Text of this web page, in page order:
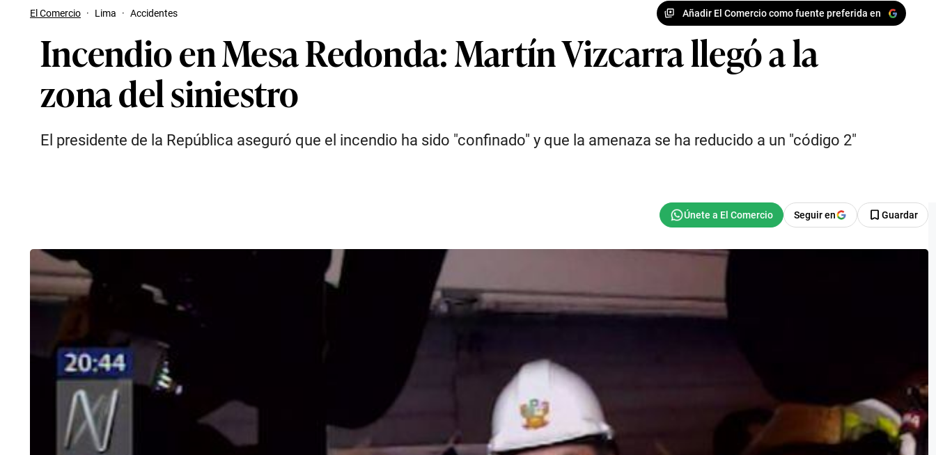
El Comercio · Lima · Accidentes Añadir El Comercio como fuente preferida en
Incendio en Mesa Redonda: Martín Vizcarra llegó a la
zona del siniestro
El presidente de la República aseguró que el incendio ha sido "confinado" y que la amenaza se ha reducido a un "código 2"
Seguir en Guardar